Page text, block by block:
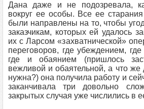
Дана даже и не подозревала,
вокруг ее особы. Все ее
были направлены на то, чтобы
заказчикам, которых ей удалось
их с Ларсом «захватнической»
переговоров, где убеждением,
где и обаянием (пришлось
вежливой и обаятельной, а что же
нужна?) она получила работу и
заканчивала три довольно
закрытых случая уже числились в